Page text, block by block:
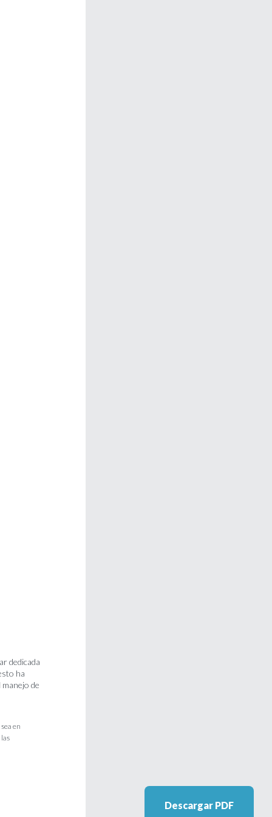
dedicada
ha
de
en
Descargar PDF